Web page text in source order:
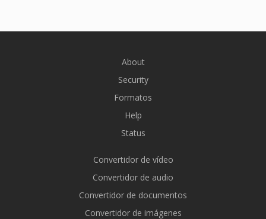
About
Security
Formatos
Help
Status
Convertidor de vídeo
Convertidor de audio
Convertidor de documentos
Convertidor de imágenes